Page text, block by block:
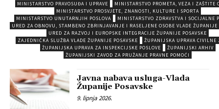
MINISTARSTVO PRAVOSUĐA I UPRAVE
MINISTARSTVO PROMETA, VEZA I ZAŠTITE
MINISTARSTVO PROSVJETE, ZNANOSTI, KULTURE I SPORTA
MINISTARSTVO UNUTARNJIH POSLOVA
MINISTARSTVO ZDRAVSTVA I SOCIJALNE
URED ZA OBNOVU, STAMBENO ZBRINJAVANJE I RASELJENE OSOBE VLADE ŽUPANIJE
URED ZA RAZVOJ I EUROPSKE INTEGRACIJE ŽUPANIJE POSAVSKE
ZAJEDNIČKA SLUŽBA VLADE ŽUPANIJE POSAVSKE
ŽUPANIJSKA UPRAVA CIVILNE
ŽUPANIJSKA UPRAVA ZA INSPEKCIJSKE POSLOVE
ŽUPANIJSKI ARHIV
ŽUPANIJSKI ZAVOD ZA PRUŽANJE PRAVNE POMOĆI
Javna nabava usluga-Vlada
Županije Posavske
9. lipnja 2026.